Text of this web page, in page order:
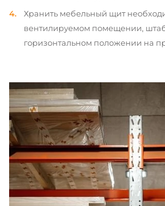
Хранить мебельный щит
вентилируемом помещении,
горизонтальном положении на